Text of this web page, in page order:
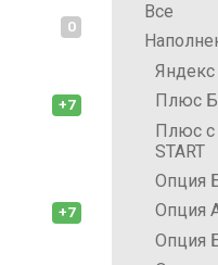
0
+7
+7
Все
Плюс
Плюс с
START
Опция
Опция
Опция